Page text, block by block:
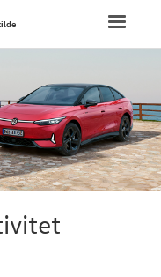
NYE
Bestil
Toggle